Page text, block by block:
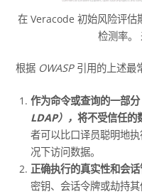
在 Veracode 初始风险评估
检测率。
根据 OWASP引用的上述最
作为命令或查询的一部分
LDAP），将不受信任的
者可以比口译员聪明地
况下访问数据。
正确执行的真实性和会话
密钥、会话令牌或劫持其